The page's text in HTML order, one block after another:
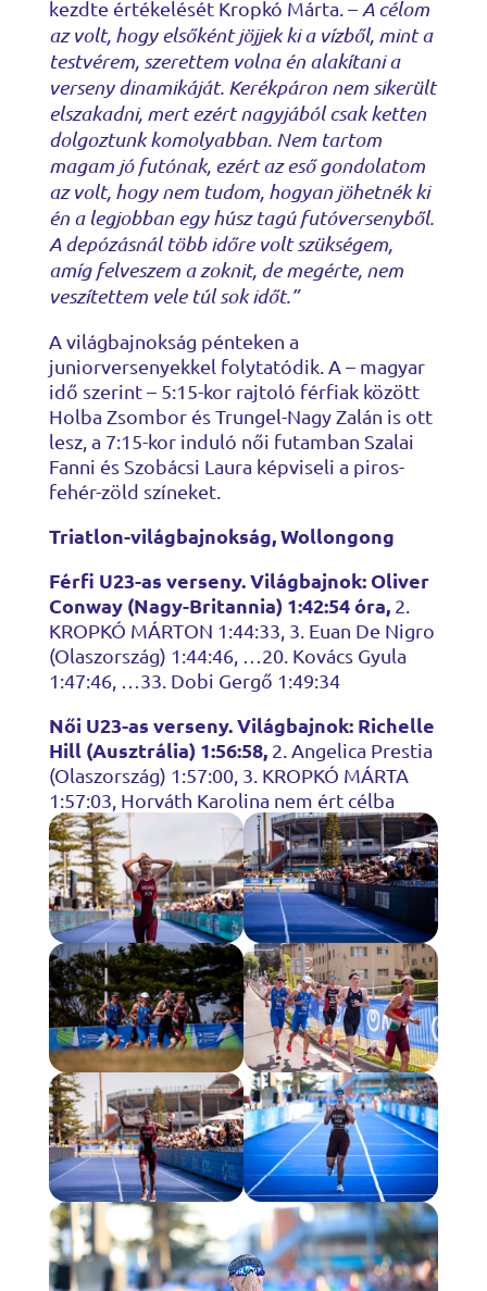
kezdte értékelését Kropkó Márta. – A célom
az volt, hogy elsőként jöjjek ki a vízből, mint a
testvérem, szerettem volna én alakítani a
verseny dinamikáját. Kerékpáron nem sikerült
elszakadni, mert ezért nagyjából csak ketten
dolgoztunk komolyabban. Nem tartom
magam jó futónak, ezért az eső gondolatom
az volt, hogy nem tudom, hogyan jöhetnék ki
én a legjobban egy húsz tagú futóversenyből.
A depózásnál több időre volt szükségem,
amíg felveszem a zoknit, de megérte, nem
veszítettem vele túl sok időt.”
A világbajnokság pénteken a
juniorversenyekkel folytatódik. A – magyar
idő szerint – 5:15-kor rajtoló férfiak között
Holba Zsombor és Trungel-Nagy Zalán is ott
lesz, a 7:15-kor induló női futamban Szalai
Fanni és Szobácsi Laura képviseli a piros-
fehér-zöld színeket.
Triatlon-világbajnokság, Wollongong
Férfi U23-as verseny. Világbajnok: Oliver
Conway (Nagy-Britannia) 1:42:54 óra,2.
KROPKÓ MÁRTON 1:44:33, 3. Euan De Nigro
(Olaszország) 1:44:46, …20. Kovács Gyula
1:47:46, …33. Dobi Gergő 1:49:34
Női U23-as verseny. Világbajnok: Richelle
Hill (Ausztrália) 1:56:58, 2. Angelica Prestia
(Olaszország) 1:57:00, 3. KROPKÓ MÁRTA
1:57:03, Horváth Karolina nem ért célba